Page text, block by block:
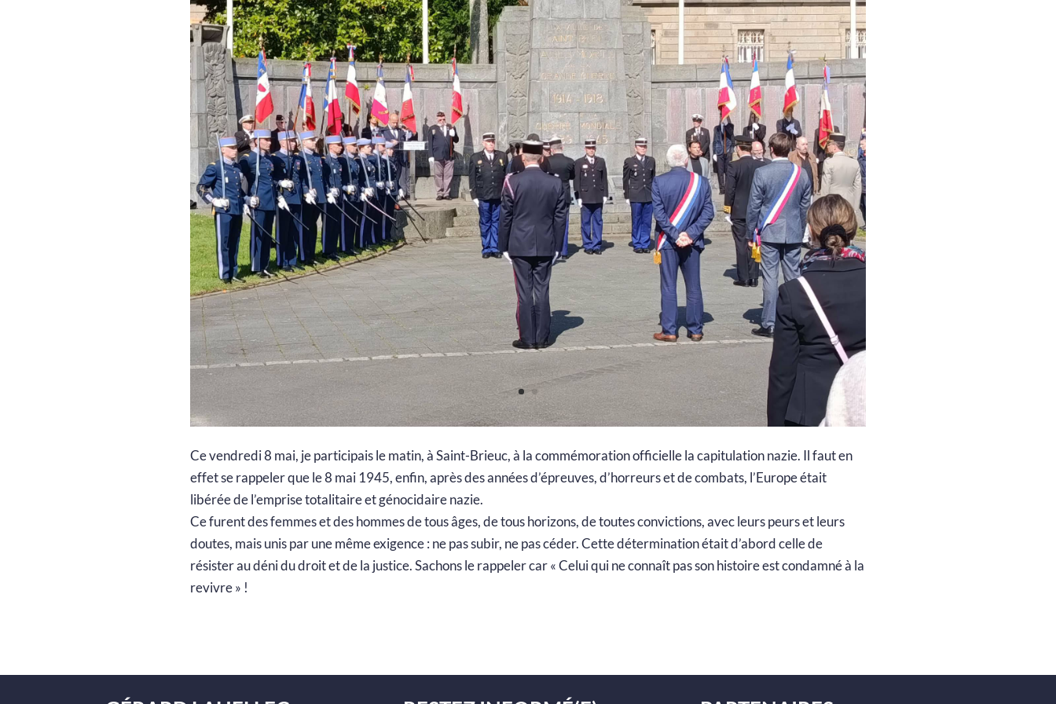
Ce vendredi 8 mai, je participais le matin, à Saint-Brieuc, à la commémoration officielle la capitulation nazie. Il faut en
effet se rappeler que le 8 mai 1945, enfin, après des années d’épreuves, d’horreurs et de combats, l’Europe était
libérée de l’emprise totalitaire et génocidaire nazie.
Ce furent des femmes et des hommes de tous âges, de tous horizons, de toutes convictions, avec leurs peurs et leurs
doutes, mais unis par une même exigence : ne pas subir, ne pas céder. Cette détermination était d’abord celle de
résister au déni du droit et de la justice. Sachons le rappeler car « Celui qui ne connaît pas son histoire est condamné à la
revivre » !